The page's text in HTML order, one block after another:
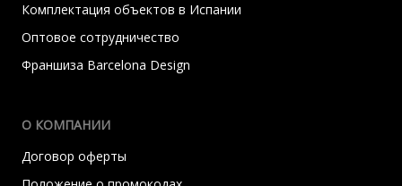
Комплектация объектов в Испании
Оптовое сотрудничество
Франшиза Barcelona Design
О КОМПАНИИ
Договор оферты